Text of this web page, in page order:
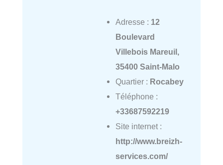
Adresse : 12
Boulevard
Villebois Mareuil,
35400 Saint-Malo
Quartier : Rocabey
Téléphone :
+33687592219
Site internet :
http://www.breizh-
services.com/